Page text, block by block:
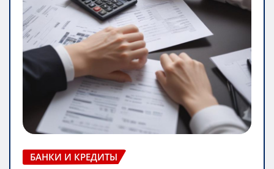
БАНКИ И КРЕДИТЫ